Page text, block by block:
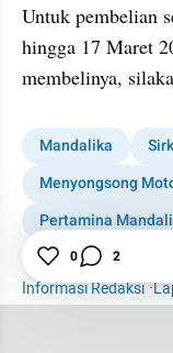
Untuk pembelian
hingga 17 Maret
membelinya,
Mandalika
Menyongsong
Pertamina
Sports
MotoGP
Informasi Redaksi·
0 2